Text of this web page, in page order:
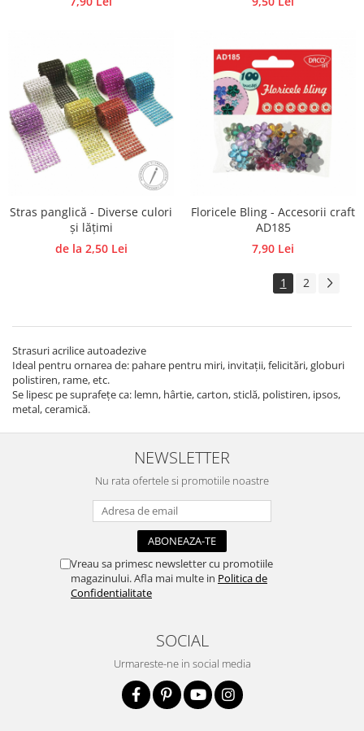
Stras panglică - Diverse culori
și lățimi
de la 2,50 Lei
Floricele Bling - Accesorii craft
AD185
7,90 Lei
1 2
Strasuri acrilice autoadezive
Ideal pentru ornarea de: pahare pentru miri, invitații, felicitări, globuri
polistiren, rame, etc.
Se lipesc pe suprafețe ca: lemn, hârtie, carton, sticlă, polistiren, ipsos,
metal, ceramică.
NEWSLETTER
Nu rata ofertele si promotiile noastre
Vreau sa primesc newsletter cu promotiile
magazinului. Afla mai multe in Politica de
Confidentialitate
SOCIAL
Urmareste-ne in social media